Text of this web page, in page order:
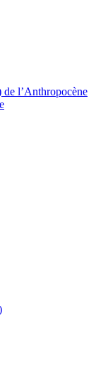
de l’Anthropocène